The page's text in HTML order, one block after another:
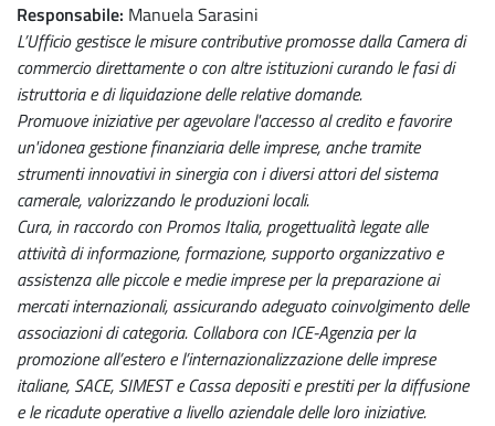
Responsabile: Manuela Sarasini
L’Ufficio gestisce le misure contributive promosse dalla Camera di
commercio direttamente o con altre istituzioni curando le fasi di
istruttoria e di liquidazione delle relative domande.
Promuove iniziative per agevolare l'accesso al credito e favorire
un'idonea gestione finanziaria delle imprese, anche tramite
strumenti innovativi in sinergia con i diversi attori del sistema
camerale, valorizzando le produzioni locali.
Cura, in raccordo con Promos Italia, progettualità legate alle
attività di informazione, formazione, supporto organizzativo e
assistenza alle piccole e medie imprese per la preparazione ai
mercati internazionali, assicurando adeguato coinvolgimento delle
associazioni di categoria. Collabora con ICE-Agenzia per la
promozione all’estero e l’internazionalizzazione delle imprese
italiane, SACE, SIMEST e Cassa depositi e prestiti per la diffusione
e le ricadute operative a livello aziendale delle loro iniziative.